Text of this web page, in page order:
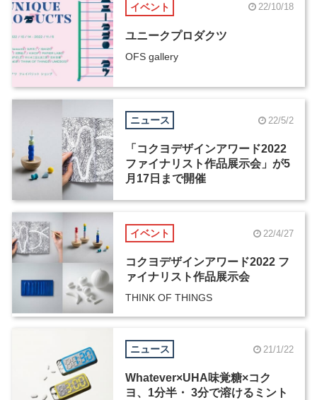
イベント 22/10/18
ユニークプロダクツ
OFS gallery
ニュース 22/5/2
「コクヨデザインアワード2022
ファイナリスト作品展示会」が5
月17日まで開催
イベント 22/4/27
コクヨデザインアワード2022 フ
ァイナリスト作品展示会
THINK OF THINGS
ニュース 21/1/22
Whatever×UHA味覚糖×コク
ヨ、1分半・ 3分で溶けるミント